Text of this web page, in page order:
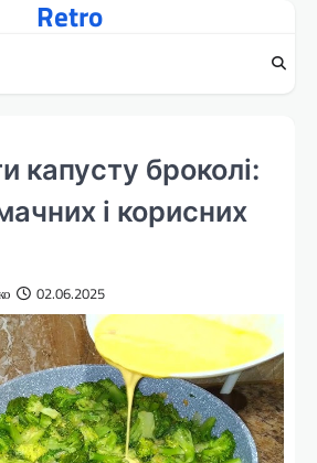
Retro
капусту броколі:
і корисних
02.06.2025